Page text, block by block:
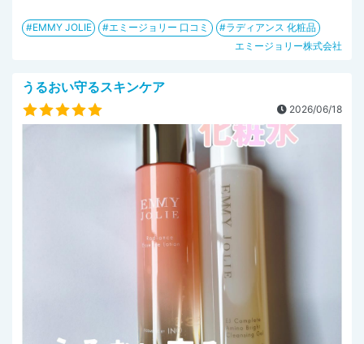
EMMY JOLIE エミージョリー 口コミ
ラディアンス 化粧品
エミージョリー株式会社
うるおい守るスキンケア
2026/06/18